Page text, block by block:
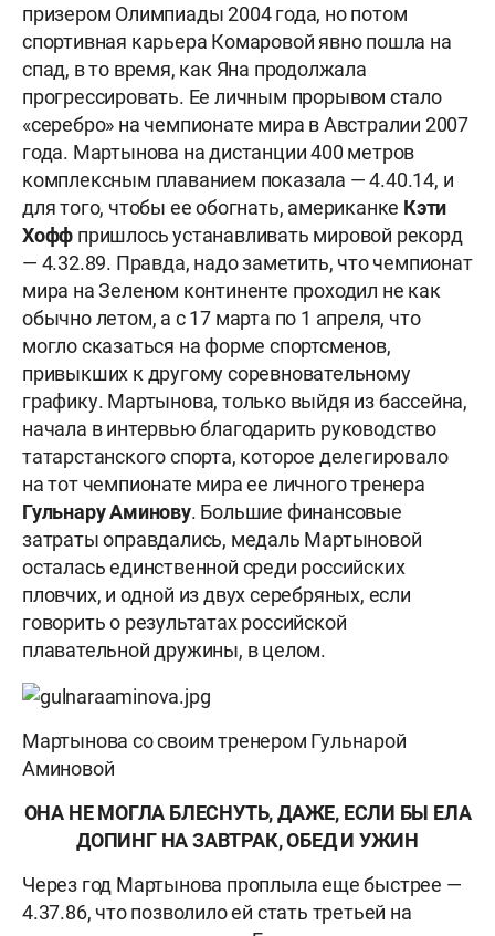
призером Олимпиады 2004 года, но потом
спортивная карьера Комаровой явно пошла на
спад, в то время, как Яна продолжала
прогрессировать. Ее личным прорывом стало
«серебро» на чемпионате мира в Австралии 2007
года. Мартынова на дистанции 400 метров
комплексным плаванием показала — 4.40.14, и
для того, чтобы ее обогнать, американке Кэти
Хофф пришлось устанавливать мировой рекорд
— 4.32.89. Правда, надо заметить, что чемпионат
мира на Зеленом континенте проходил не как
обычно летом, а с 17 марта по 1 апреля, что
могло сказаться на форме спортсменов,
привыкших к другому соревновательному
графику. Мартынова, только выйдя из бассейна,
начала в интервью благодарить руководство
татарстанского спорта, которое делегировало
на тот чемпионате мира ее личного тренера
Гульнару Аминову. Большие финансовые
затраты оправдались, медаль Мартыновой
осталась единственной среди российских
пловчих, и одной из двух серебряных, если
говорить о результатах российской
плавательной дружины, в целом.
Мартынова со своим тренером Гульнарой
Аминовой
ОНА НЕ МОГЛА БЛЕСНУТЬ, ДАЖЕ, ЕСЛИ БЫ ЕЛА
ДОПИНГ НА ЗАВТРАК, ОБЕД И УЖИН
Через год Мартынова проплыла еще быстрее —
4.37.86, что позволило ей стать третьей на